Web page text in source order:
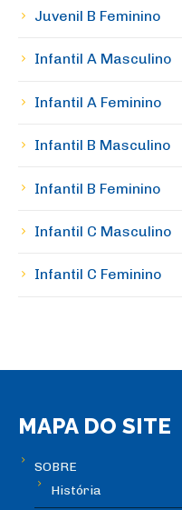
Juvenil B Feminino
Infantil A Masculino
Infantil A Feminino
Infantil B Masculino
Infantil B Feminino
Infantil C Masculino
Infantil C Feminino
MAPA DO SITE
SOBRE
História